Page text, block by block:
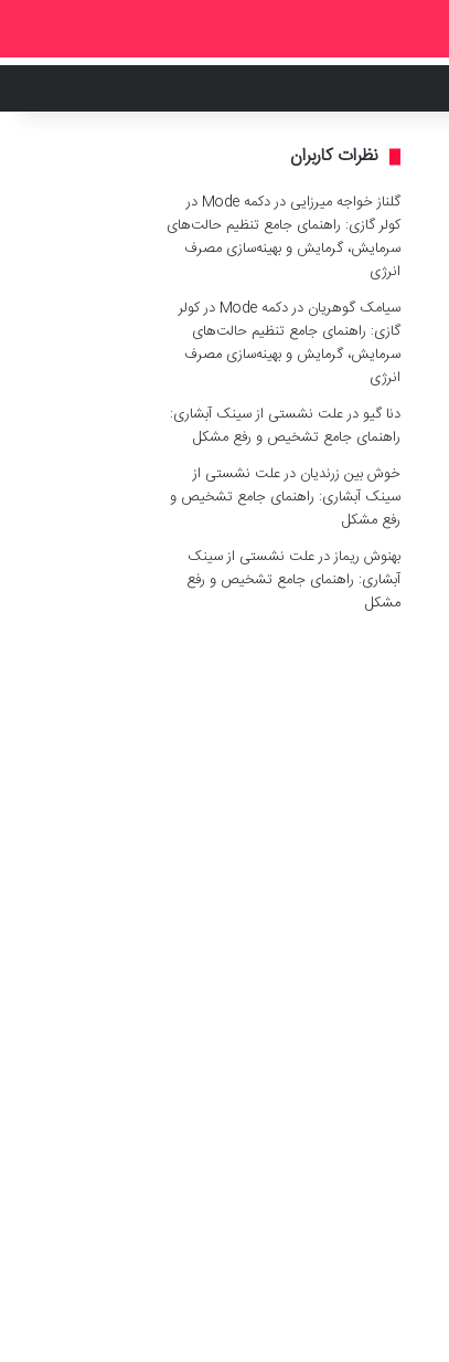
نظرات کاربران
گلناز خواجه میرزایی در
دکمه Mode در
کولر گازی: راهنمای جامع تنظیم حالت‌های
سرمایش، گرمایش و بهینه‌سازی مصرف
انرژی
سیامک گوهریان در
دکمه Mode در کولر
گازی: راهنمای جامع تنظیم حالت‌های
سرمایش، گرمایش و بهینه‌سازی مصرف
انرژی
دنا گیو درعلت نشستی از سینک آبشاری:
راهنمای جامع تشخیص و رفع مشکل
خوش بین زرندیان درعلت نشستی از
سینک آبشاری: راهنمای جامع تشخیص و
رفع مشکل
بهنوش ریمازدرعلت نشستی از سینک
آبشاری: راهنمای جامع تشخیص و رفع
مشکل